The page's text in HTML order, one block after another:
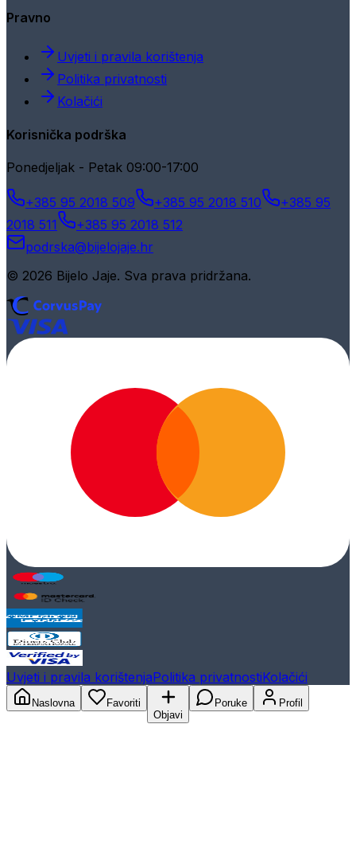
Pravno
Uvjeti i pravila korištenja
Politika privatnosti
Kolačići
Korisnička podrška
Ponedjeljak - Petak 09:00-17:00
+385 95 2018 509 +385 95 2018 510
+385 95
2018 511
+385 95 2018 512
podrska@bijelojaje.hr
© 2026 Bijelo Jaje. Sva prava pridržana.
Uvjeti i pravila korištenjaPolitika privatnostiKolačići
Naslovna
Favoriti
Objavi
Poruke Profil